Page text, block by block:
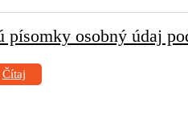
písomky osobný údaj
Čítaj